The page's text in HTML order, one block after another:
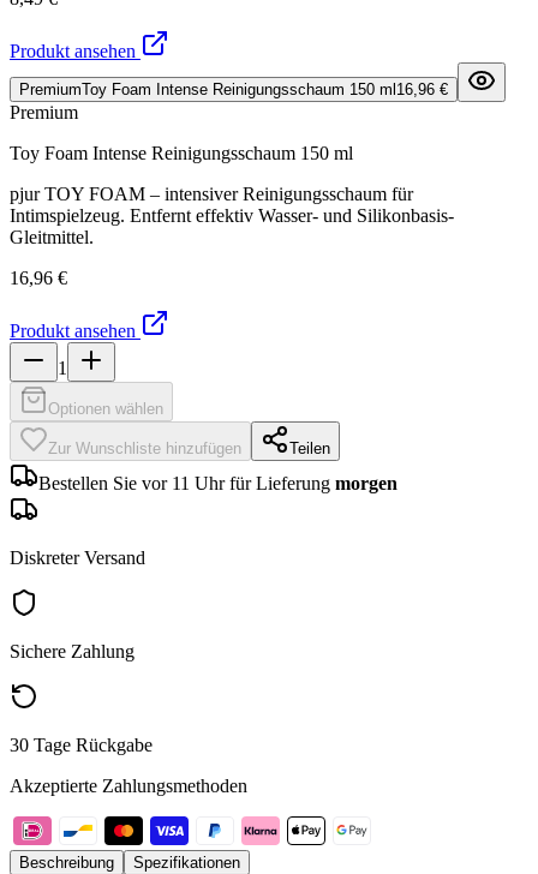
Produkt ansehen
PremiumToy Foam Intense Reinigungsschaum 150 ml 16,96 €
Premium
Toy Foam Intense Reinigungsschaum 150 ml
pjur TOY FOAM – intensiver Reinigungsschaum für
Intimspielzeug. Entfernt effektiv Wasser- und Silikonbasis-
Gleitmittel.
16,96 €
Produkt ansehen
1
Optionen wählen
Zur Wunschliste hinzufügen Teilen
Bestellen Sie vor 11 Uhr für Lieferung morgen
Diskreter Versand
Sichere Zahlung
30 Tage Rückgabe
Akzeptierte Zahlungsmethoden
Beschreibung Spezifikationen